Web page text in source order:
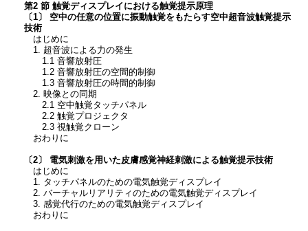
第2 節 触覚ディスプレイにおける触覚提示原理
〔1〕 空中の任意の位置に振動触覚をもたらす空中超音波触覚提示
技術
はじめに
1. 超音波による力の発生
1.1 音響放射圧
1.2 音響放射圧の空間的制御
1.3 音響放射圧の時間的制御
2. 映像との同期
2.1 空中触覚タッチパネル
2.2 触覚プロジェクタ
2.3 視触覚クローン
おわりに
〔2〕 電気刺激を用いた皮膚感覚神経刺激による触覚提示技術
はじめに
1. タッチパネルのための電気触覚ディスプレイ
2. バーチャルリアリティのための電気触覚ディスプレイ
3. 感覚代行のための電気触覚ディスプレイ
おわりに